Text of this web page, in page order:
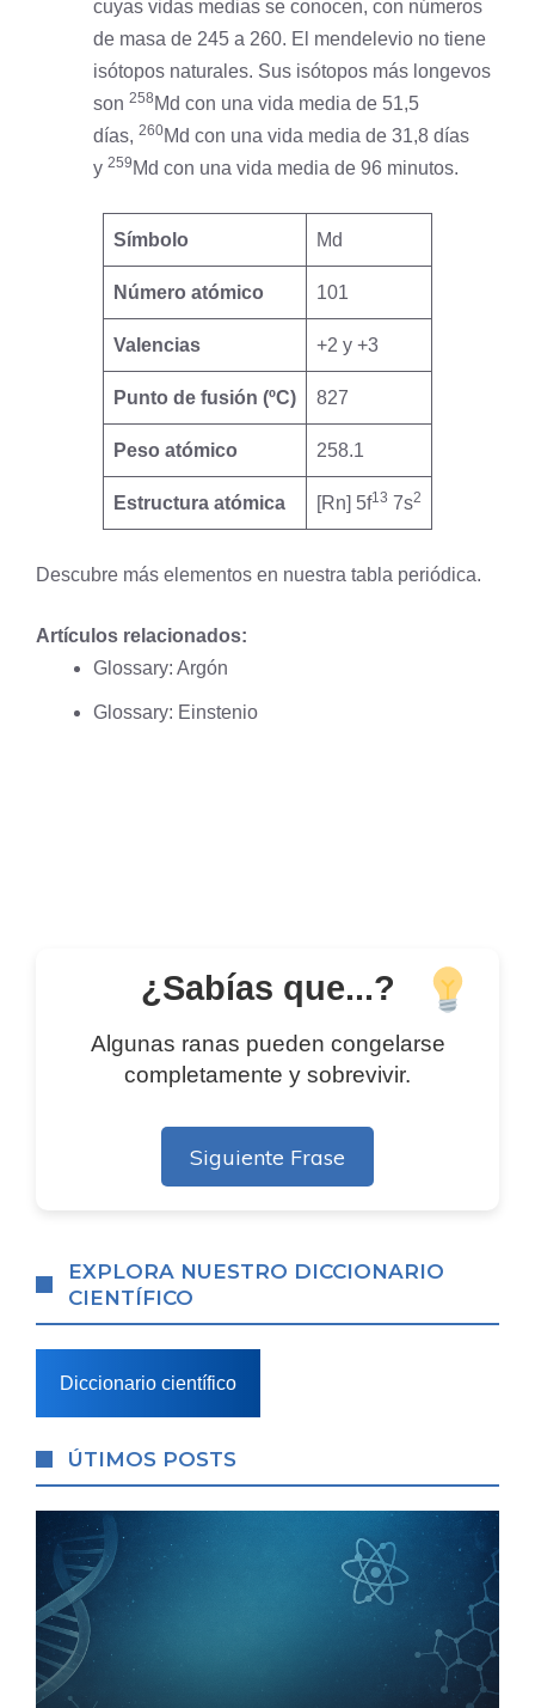
cuyas vidas medias se conocen, con números
de masa de 245 a 260. El mendelevio no tiene
isótopos naturales. Sus isótopos más longevos
son 258 Md con una vida media de 51,5
días, 260Md con una vida media de 31,8 días
y 259 Md con una vida media de 96 minutos.
Símbolo Md
Número atómico 101
Valencias +2 y +3
Punto de fusión (ºC) 827
Peso atómico 258.1
Estructura atómica [Rn] 5f13 7s2
Descubre más elementos en nuestra tabla periódica.
Artículos relacionados:
Glossary: Argón
Glossary: Einstenio
¿Sabías que...?
Algunas ranas pueden congelarse
completamente y sobrevivir.
Siguiente Frase
EXPLORA NUESTRO DICCIONARIO
CIENTÍFICO
Diccionario científico
ÚTIMOS POSTS